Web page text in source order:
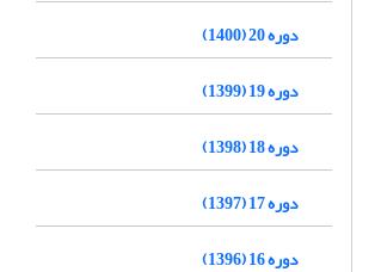
دوره 20 (1400)
دوره 19 (1399)
دوره 18 (1398)
دوره 17 (1397)
دوره 16 (1396)